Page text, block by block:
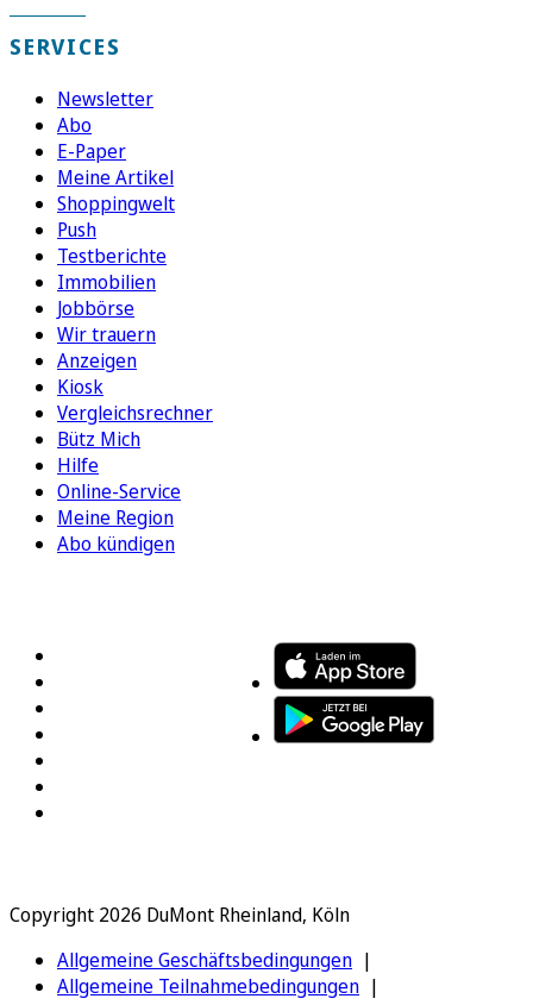
SERVICES
Newsletter
Abo
E-Paper
Meine Artikel
Shoppingwelt
Push
Testberichte
Immobilien
Jobbörse
Wir trauern
Anzeigen
Kiosk
Vergleichsrechner
Bütz Mich
Hilfe
Online-Service
Meine Region
Abo kündigen
Copyright 2026 DuMont Rheinland, Köln
Allgemeine Geschäftsbedingungen
Allgemeine Teilnahmebedingungen